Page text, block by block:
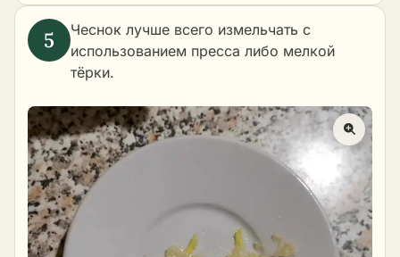
Чеснок лучше всего измельчать с
использованием пресса либо мелкой
тёрки.